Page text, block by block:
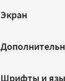
Экран
Шрифты и